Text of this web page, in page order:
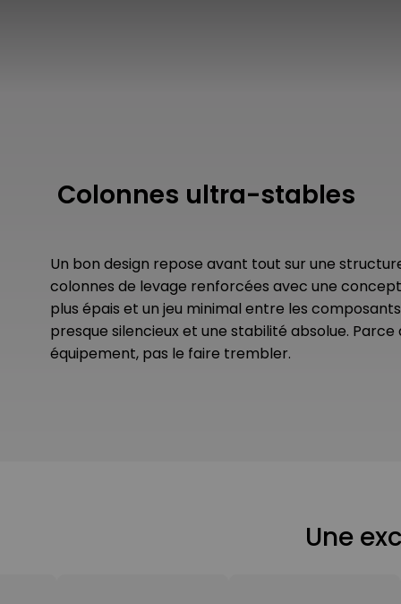
Colonnes ultra-stables
Un bon design repose avant tout sur une
colonnes de levage renforcées avec une
plus épais et un jeu minimal entre les
presque silencieux et une stabilité absolue.
équipement, pas le faire trembler.
Une